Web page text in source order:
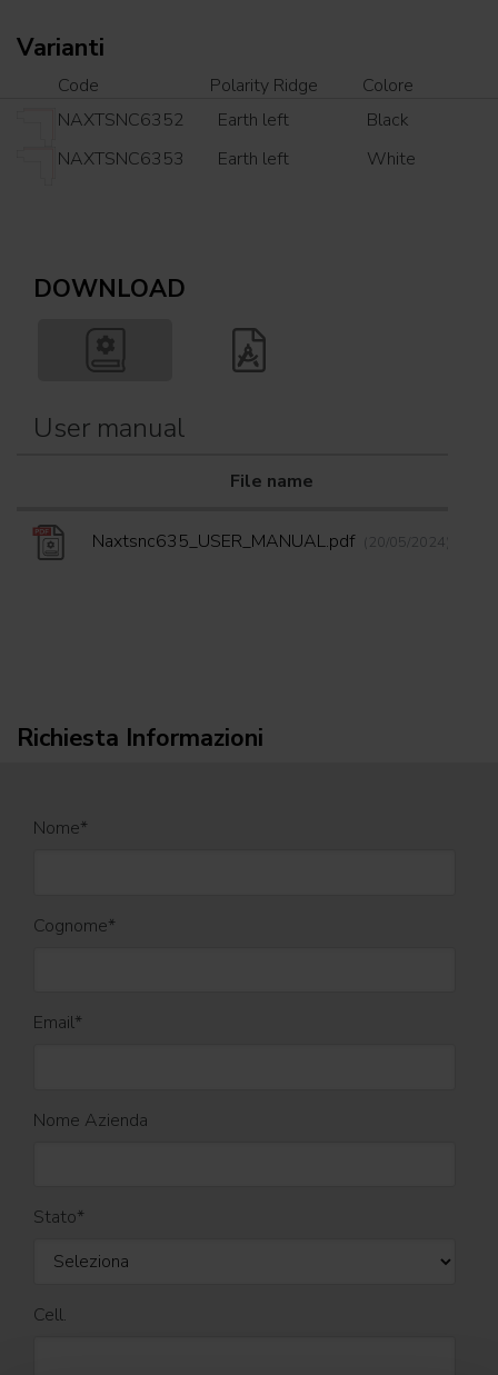
Varianti
Code Polarity Ridge
Colore
NAXTSNC6352
Earth left
Black
NAXTSNC6353
Earth left White
DOWNLOAD
User manual
File name
Naxtsnc635_USER_MANUAL.pdf (20/05/2024)
Richiesta Informazioni
Nome*
Cognome*
Email*
Nome Azienda
Stato*
Cell.